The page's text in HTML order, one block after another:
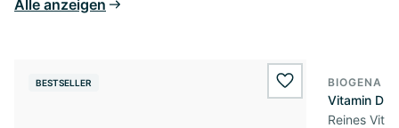
Alle anzeigen
BESTSELLER wishlist.add
BIOGENA
Vitamin D3
Reines